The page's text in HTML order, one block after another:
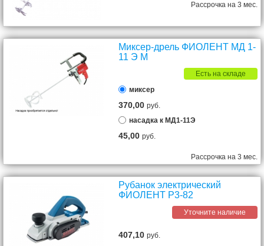
Рассрочка на 3 мес.
Миксер-дрель ФИОЛЕНТ МД 1-
11 Э М
Есть на складе
миксер
370,00руб.
насадка к МД1-11Э
45,00руб.
Рассрочка на 3 мес.
Рубанок электрический
ФИОЛЕНТ Р3-82
Уточните наличие
407,10руб.